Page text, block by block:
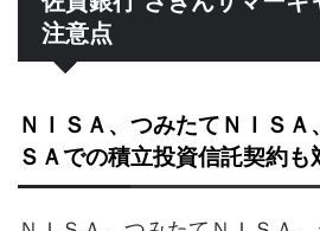
注意点
ＮＩＳＡ、つみたてＮＩＳＡ
ＳＡでの積立投資信託契約も